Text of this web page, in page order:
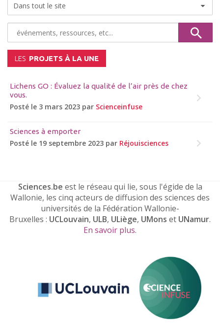
LES PROJETS À LA UNE
Lichens GO : Évaluez la qualité de l’air près de chez
vous.
Posté le 3 mars 2023 par Scienceinfuse
Sciences à emporter
Posté le 19 septembre 2023 par Réjouisciences
Sciences.be est le réseau qui lie, sous l'égide de la
Wallonie, les cinq acteurs de diffusion des sciences des
universités de la Fédération Wallonie-
Bruxelles : UCLouvain, ULB, ULiège, UMons et UNamur.
En savoir plus.